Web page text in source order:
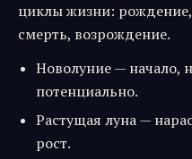
циклы жизни: рождение,
смерть, возрождение.
Новолуние — начало,
потенциально.
Растущая луна —
рост.